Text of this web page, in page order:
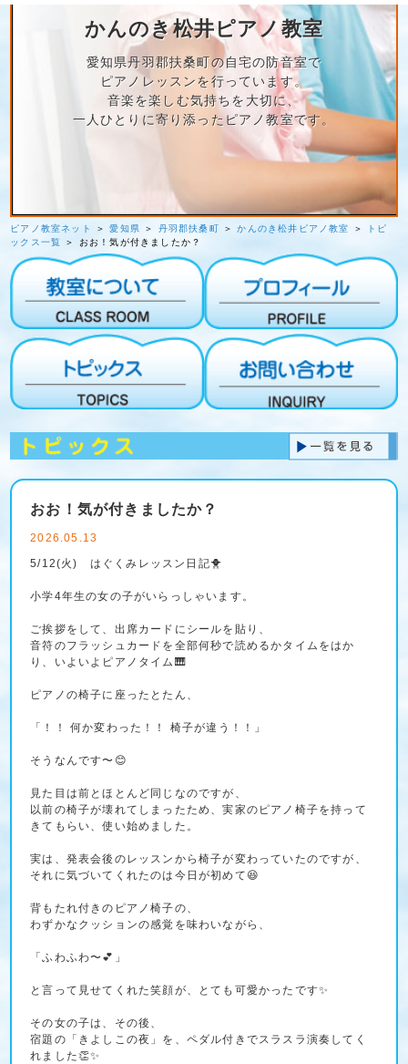
かんのき松井ピアノ教室
愛知県丹羽郡扶桑町の自宅の防音室で
ピアノレッスンを行っています。
音楽を楽しむ気持ちを大切に、
一人ひとりに寄り添ったピアノ教室です。
ピアノ教室ネット ＞愛知県 ＞ 丹羽郡扶桑町 ＞かんのき松井ピアノ教室 ＞
トピ
ックス一覧
＞ おお！気が付きましたか？
おお！気が付きましたか？
2026.05.13
5/12(火) はぐくみレッスン日記🐥
小学4年生の女の子がいらっしゃいます。
ご挨拶をして、出席カードにシールを貼り、
音符のフラッシュカードを全部何秒で読めるかタイムをはか
り、いよいよピアノタイム🎹
ピアノの椅子に座ったとたん、
「！！ 何か変わった！！ 椅子が違う！！」
そうなんです〜😊
見た目は前とほとんど同じなのですが、
以前の椅子が壊れてしまったため、実家のピアノ椅子を持って
きてもらい、使い始めました。
実は、発表会後のレッスンから椅子が変わっていたのですが、
それに気づいてくれたのは今日が初めて😆
背もたれ付きのピアノ椅子の、
わずかなクッションの感覚を味わいながら、
「ふわふわ〜💕」
と言って見せてくれた笑顔が、とても可愛かったです✨
その女の子は、その後、
宿題の「きよしこの夜」を、ペダル付きでスラスラ演奏してく
れました👏✨